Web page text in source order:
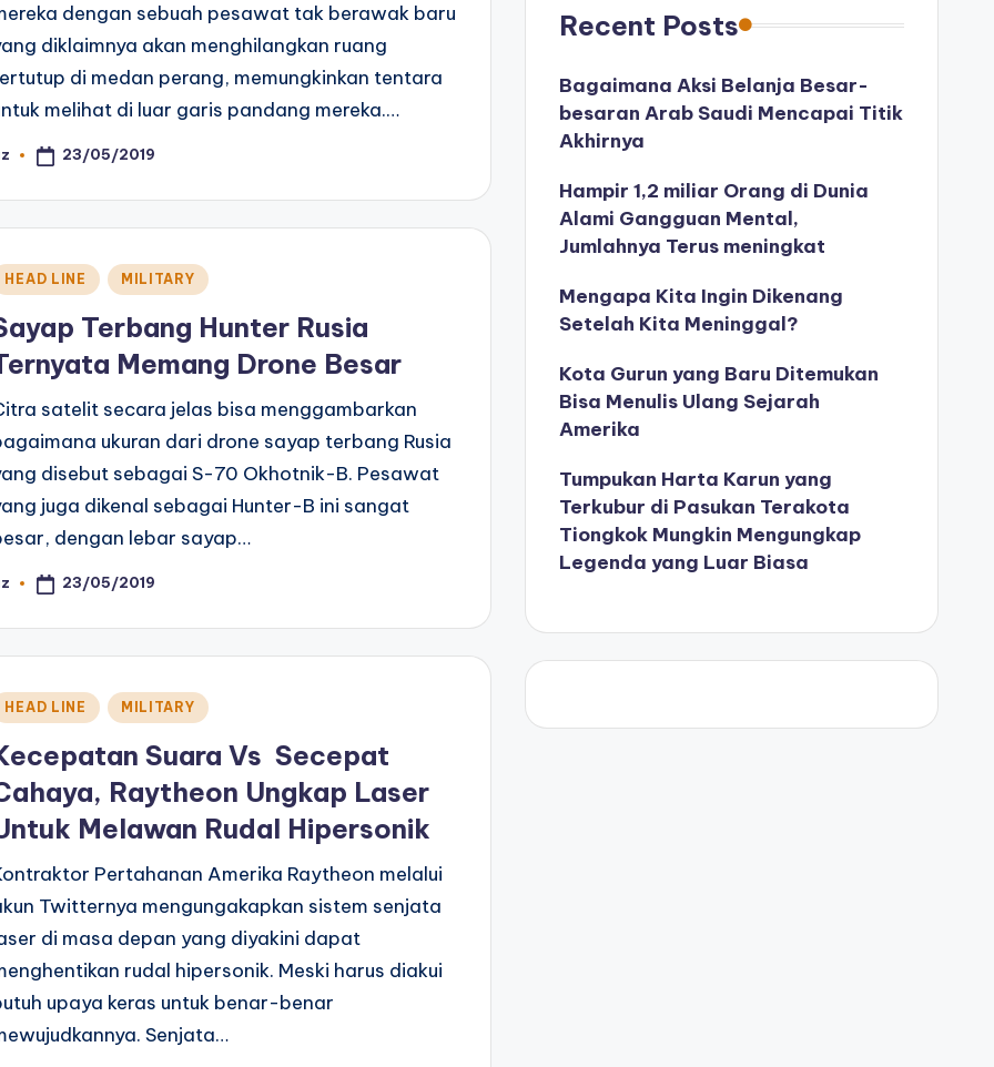
dengan sebuah pesawat tak berawak baru
diklaimnya akan menghilangkan ruang
di medan perang, memungkinkan tentara
melihat di luar garis pandang mereka.…
23/05/2019
HEAD LINE MILITARY
Terbang Hunter Rusia
Memang Drone Besar
satelit secara jelas bisa menggambarkan
ukuran dari drone sayap terbang Rusia
disebut sebagai S-70 Okhotnik-B. Pesawat
juga dikenal sebagai Hunter-B ini sangat
dengan lebar sayap…
23/05/2019
HEAD LINE MILITARY
Suara Vs Secepat
Raytheon Ungkap Laser
Melawan Rudal Hipersonik
Pertahanan Amerika Raytheon melalui
Twitternya mengungakapkan sistem senjata
di masa depan yang diyakini dapat
rudal hipersonik. Meski harus diakui
upaya keras untuk benar-benar
Senjata…
Recent Posts
Bagaimana Aksi Belanja Besar-
besaran Arab Saudi Mencapai Titik
Akhirnya
Hampir 1,2 miliar Orang di Dunia
Alami Gangguan Mental,
Jumlahnya Terus meningkat
Mengapa Kita Ingin Dikenang
Setelah Kita Meninggal?
Kota Gurun yang Baru Ditemukan
Bisa Menulis Ulang Sejarah
Amerika
Tumpukan Harta Karun yang
Terkubur di Pasukan Terakota
Tiongkok Mungkin Mengungkap
Legenda yang Luar Biasa